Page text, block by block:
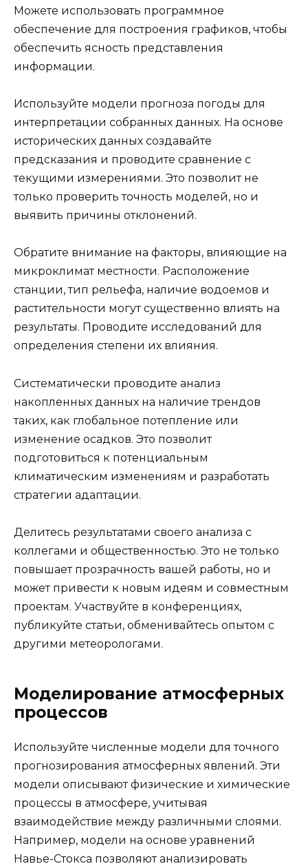
Можете использовать программное
обеспечение для построения графиков, чтобы
обеспечить ясность представления
информации.
Используйте модели прогноза погоды для
интерпретации собранных данных. На основе
исторических данных создавайте
предсказания и проводите сравнение с
текущими измерениями. Это позволит не
только проверить точность моделей, но и
выявить причины отклонений.
Обратите внимание на факторы, влияющие на
микроклимат местности. Расположение
станции, тип рельефа, наличие водоемов и
растительности могут существенно влиять на
результаты. Проводите исследований для
определения степени их влияния.
Систематически проводите анализ
накопленных данных на наличие трендов
таких, как глобальное потепление или
изменение осадков. Это позволит
подготовиться к потенциальным
климатическим изменениям и разработать
стратегии адаптации.
Делитесь результатами своего анализа с
коллегами и общественностью. Это не только
повышает прозрачность вашей работы, но и
может привести к новым идеям и совместным
проектам. Участвуйте в конференциях,
публикуйте статьи, обменивайтесь опытом с
другими метеорологами.
Моделирование атмосферных
процессов
Используйте численные модели для точного
прогнозирования атмосферных явлений. Эти
модели описывают физические и химические
процессы в атмосфере, учитывая
взаимодействие между различными слоями.
Например, модели на основе уравнений
Навье-Стокса позволяют анализировать